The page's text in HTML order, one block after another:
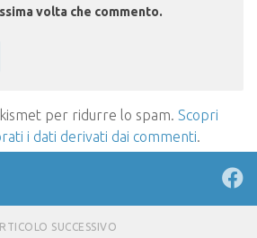
volta che commento.
per ridurre lo spam. Scopri
i dati derivati dai commenti.
SUCCESSIVO